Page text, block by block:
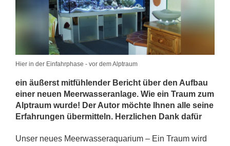
Hier in der Einfahrphase - vor dem Alptraum
ein äußerst mitfühlender Bericht über den Aufbau
einer neuen Meerwasseranlage. Wie ein Traum zum
Alptraum wurde! Der Autor möchte Ihnen alle seine
Erfahrungen übermitteln. Herzlichen Dank dafür
Unser neues Meerwasseraquarium – Ein Traum wird